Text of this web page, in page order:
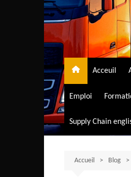
Acceuil
Emploi
Supply Chain
Accueil Blog